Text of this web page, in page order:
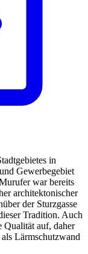
in
Gewerbegebiet
war bereits
architektonischer
der Sturzgasse
Tradition. Auch
Qualität auf, daher
Lärmschutzwand